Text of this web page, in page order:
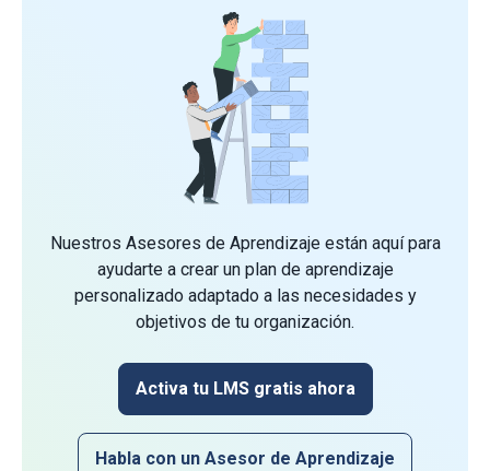
Nuestros Asesores de Aprendizaje están aquí para
ayudarte a crear un plan de aprendizaje
personalizado adaptado a las necesidades y
objetivos de tu organización.
Activa tu LMS gratis ahora
Habla con un Asesor de Aprendizaje